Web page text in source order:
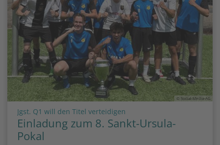
© Social-Media-AG
Jgst. Q1 will den Titel verteidigen
Einladung zum 8. Sankt-Ursula-
Pokal